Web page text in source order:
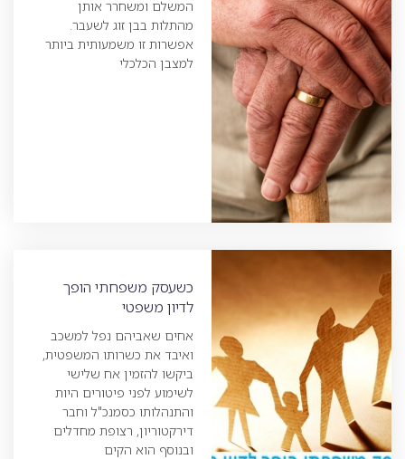
המשלם ומשחרר אותן
מהתלות בבן זוג לשעבר.
אפשרות זו משמעותית ביותר
למצבן הכלכלי
כשעסק משפחתי הופך
לדיון משפטי
אחים שאביהם נפל למשכב
ואיבד את כשרותו המשפטית,
ביקשו להזמין אח שלישי
לשימוע לפני פיטורים היות
והתנהלותו כסמנכ"ל וחבר
דירקטוריון, רצופת מחדלים
ובנוסף הוא הקים